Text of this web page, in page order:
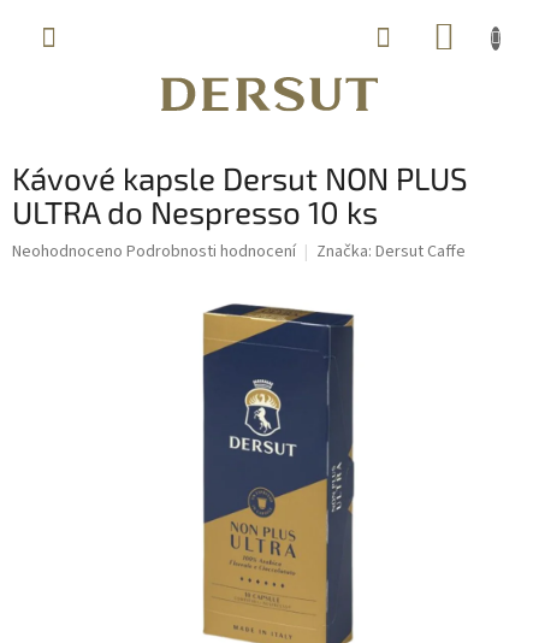
Kávové kapsle Dersut NON PLUS
ULTRA do Nespresso 10 ks
Průměrné
Neohodnoceno Podrobnosti hodnocení Značka: Dersut Caffe